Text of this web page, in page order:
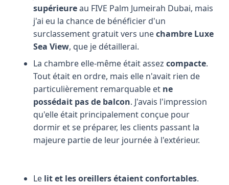
supérieureau FIVE Palm Jumeirah Dubai, mais
j'ai eu la chance de bénéficier d'un
surclassement gratuit vers unechambre Luxe
Sea View, que je détaillerai.
La chambre elle-même était assez compacte.
Tout était en ordre, mais elle n'avait rien de
particulièrement remarquable et ne
possédait pas de balcon. J'avais l'impression
qu'elle était principalement conçue pour
dormir et se préparer, les clients passant la
majeure partie de leur journée à l'extérieur.
Le lit et les oreillers étaient confortables.